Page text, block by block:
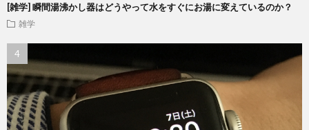
[雑学] 瞬間湯沸かし器はどうやって水をすぐにお湯に変えているのか？
雑学